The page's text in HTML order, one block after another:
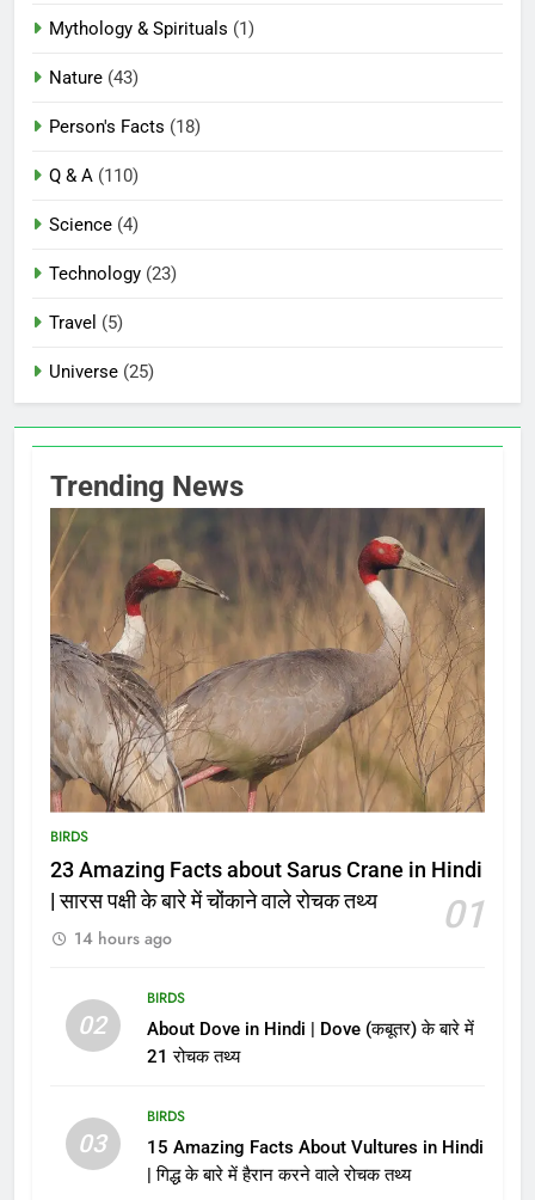
Mythology & Spirituals (1)
Nature (43)
Person's Facts (18)
Q & A (110)
Science (4)
Technology (23)
Travel (5)
Universe (25)
Trending News
BIRDS
23 Amazing Facts about Sarus Crane in Hindi
| सारस पक्षी के बारे में चोंकाने वाले रोचक तथ्य
01
14 hours ago
02
BIRDS
About Dove in Hindi | Dove (कबूतर) के बारे में
21 रोचक तथ्य
03
BIRDS
15 Amazing Facts About Vultures in Hindi
| गिद्ध के बारे में हैरान करने वाले रोचक तथ्य